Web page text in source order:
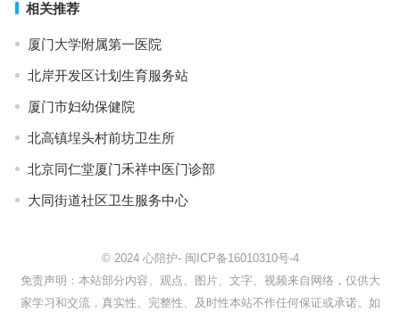
相关推荐
厦门大学附属第一医院
北岸开发区计划生育服务站
厦门市妇幼保健院
北高镇埕头村前坊卫生所
北京同仁堂厦门禾祥中医门诊部
大同街道社区卫生服务中心
© 2024 心陪护- 闽ICP备16010310号-4
免责声明：本站部分内容、观点、图片、文字、视频来自网络，仅供大
家学习和交流，真实性、完整性、及时性本站不作任何保证或承诺。如